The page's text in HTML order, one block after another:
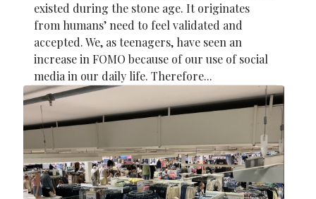
existed during the stone age. It originates
from humans’ need to feel validated and
accepted. We, as teenagers, have seen an
increase in FOMO because of our use of social
media in our daily life. Therefore...